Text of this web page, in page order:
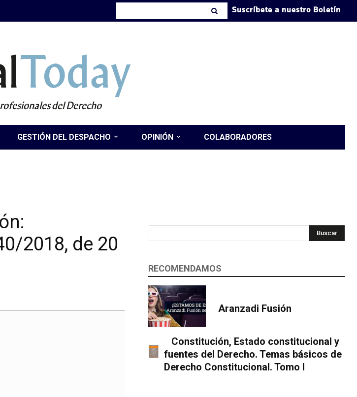
Suscríbete a nuestro Boletín
Today
del Derecho
GESTIÓN DEL DESPACHO OPINIÓN COLABORADORES
2018, de 20
Buscar
RECOMENDAMOS
Aranzadi Fusión
Constitución, Estado constitucional y
fuentes del Derecho. Temas básicos de
Derecho Constitucional. Tomo I